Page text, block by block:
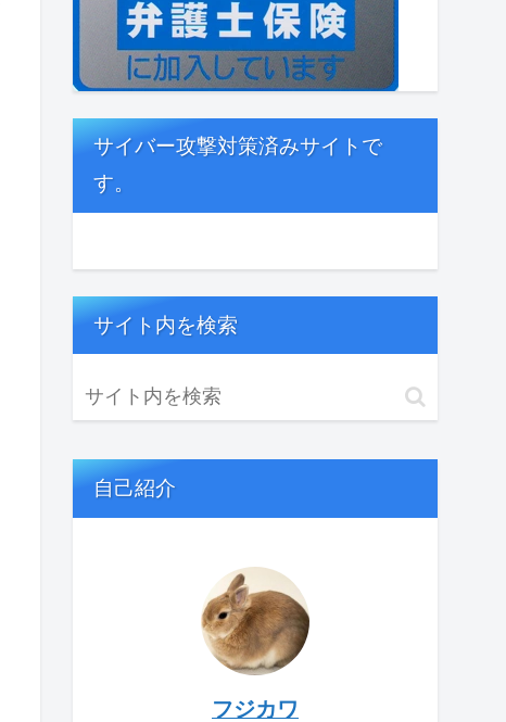
サイバー攻撃対策済みサイトで
す。
サイト内を検索
自己紹介
フジカワ